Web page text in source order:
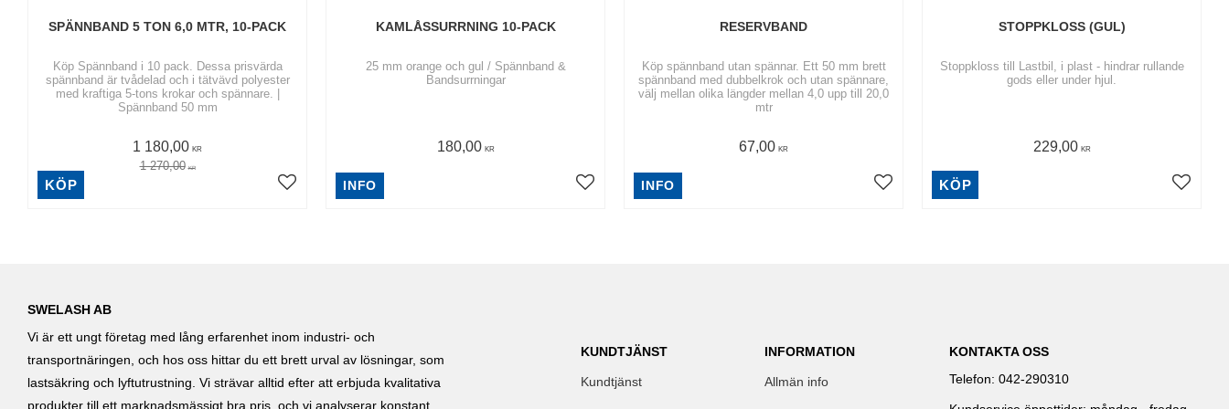
SPÄNNBAND 5 TON 6,0 MTR, 10-PACK
Köp Spännband i 10 pack. Dessa prisvärda
spännband är tvådelad och i tätvävd polyester
med kraftiga 5-tons krokar och spännare. |
Spännband 50 mm
1 180,00 KR
1 270,00 KR
KÖP
KAMLÅSSURRNING 10-PACK
25 mm orange och gul / Spännband &
Bandsurrningar
180,00 KR
INFO
RESERVBAND
Köp spännband utan spännar. Ett 50 mm brett
spännband med dubbelkrok och utan spännare,
välj mellan olika längder mellan 4,0 upp till 20,0
mtr
67,00 KR
INFO
STOPPKLOSS (GUL)
Stoppkloss till Lastbil, i plast - hindrar rullande
gods eller under hjul.
229,00 KR
KÖP
SWELASH AB
Vi är ett ungt företag med lång erfarenhet inom industri- och
transportnäringen, och hos oss hittar du ett brett urval av lösningar, som
lastsäkring och lyftutrustning. Vi strävar alltid efter att erbjuda kvalitativa
produkter till ett marknadsmässigt bra pris, och vi analyserar konstant
KUNDTJÄNST
Kundtjänst
INFORMATION
Allmän info
KONTAKTA OSS
Telefon: 042-290310